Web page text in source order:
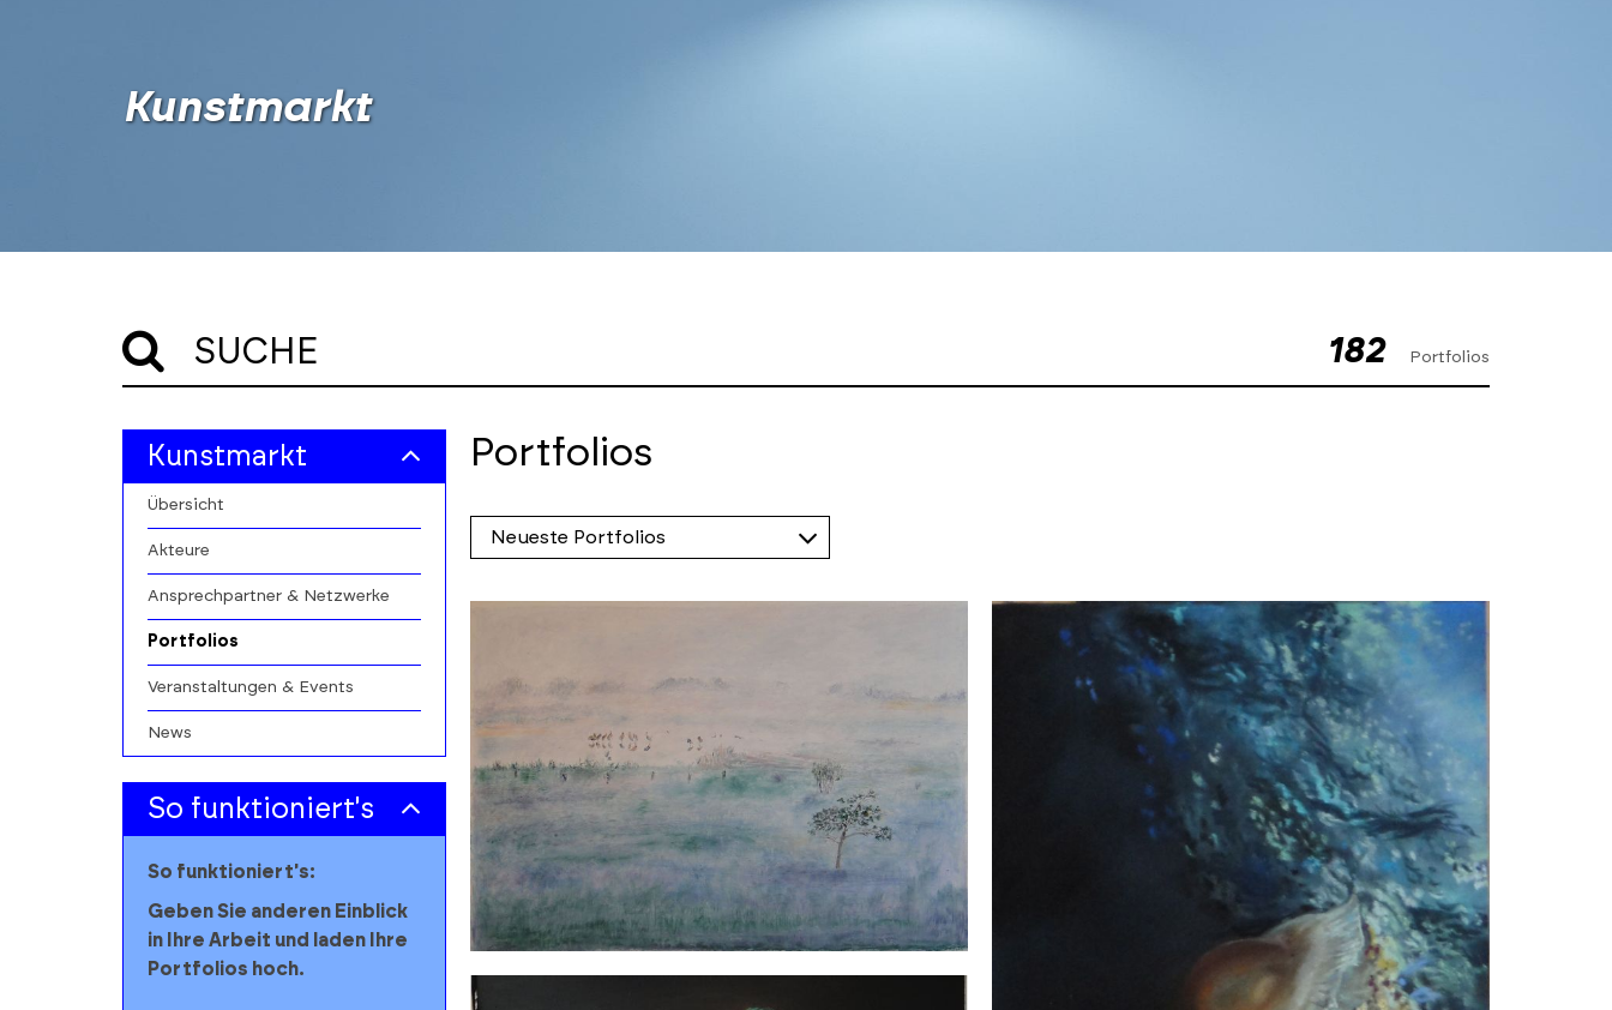
Kunstmarkt
SUCHE 182 Portfolios
Skip
filters
Skip
results
Kunstmarkt
Übersicht
Akteure
Ansprechpartner & Netzwerke
Portfolios
Veranstaltungen & Events
News
So funktioniert's
So funktioniert's:
Geben Sie anderen Einblick
in Ihre Arbeit und laden Ihre
Portfolios hoch.
Portfolios